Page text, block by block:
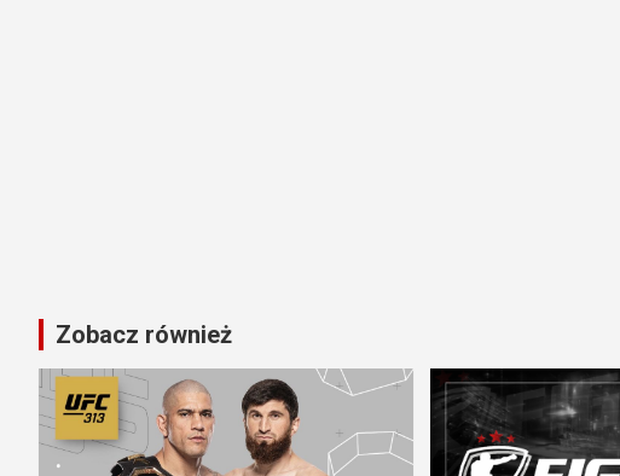
Zobacz również